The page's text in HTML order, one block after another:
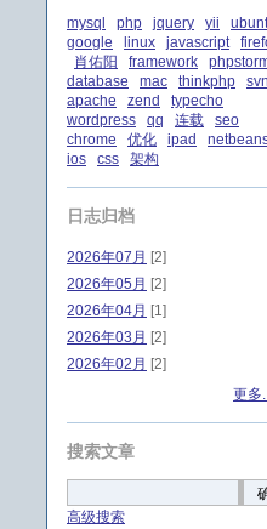
mysql php jquery yii
google
linux javascript
肖佑阳
framework
database
mac thinkphp
svn
apache
zend
typecho
wordpress
qq 连载
seo
chrome
优化 ipad
ios
css 架构
日志归档
2026年07月 [2]
2026年05月 [2]
2026年04月 [1]
2026年03月 [2]
2026年02月 [2]
更多
搜索文章
高级搜索